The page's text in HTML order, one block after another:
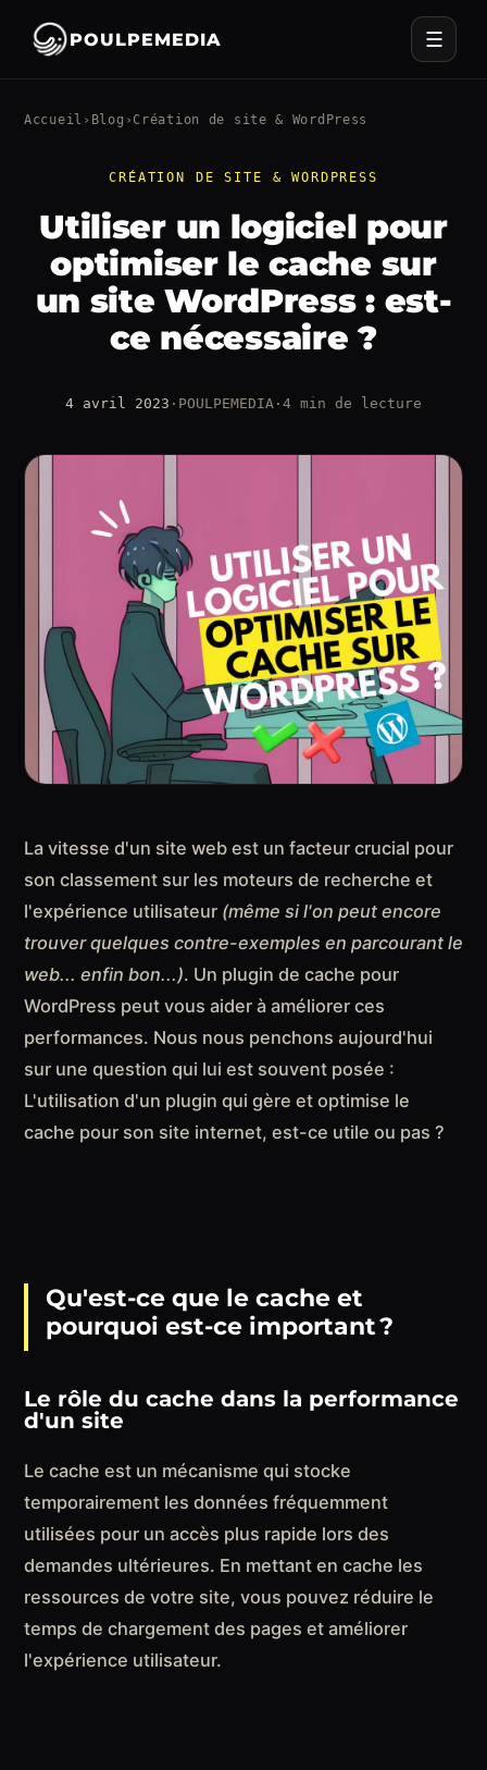
POULPEMEDIA ☰
Accueil › Blog › Création de site & WordPress
CRÉATION DE SITE & WORDPRESS
Utiliser un logiciel pour
optimiser le cache sur
un site WordPress : est-
ce nécessaire ?
4 avril 2023 · POULPEMEDIA · 4 min de lecture
La vitesse d'un site web est un facteur crucial pour
son classement sur les moteurs de recherche et
l'expérience utilisateur (même si l'on peut encore
trouver quelques contre-exemples en parcourant le
web... enfin bon...). Un plugin de cache pour
WordPress peut vous aider à améliorer ces
performances. Nous nous penchons aujourd'hui
sur une question qui lui est souvent posée :
L'utilisation d'un plugin qui gère et optimise le
cache pour son site internet, est-ce utile ou pas ?
Qu'est-ce que le cache et
pourquoi est-ce important ?
Le rôle du cache dans la performance
d'un site
Le cache est un mécanisme qui stocke
temporairement les données fréquemment
utilisées pour un accès plus rapide lors des
demandes ultérieures. En mettant en cache les
ressources de votre site, vous pouvez réduire le
temps de chargement des pages et améliorer
l'expérience utilisateur.